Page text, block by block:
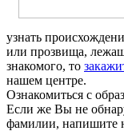
узнать
или прозвища,
знакомого, то
нашем центре.
Ознакомиться с
Если же Вы не
фамилии, напишите